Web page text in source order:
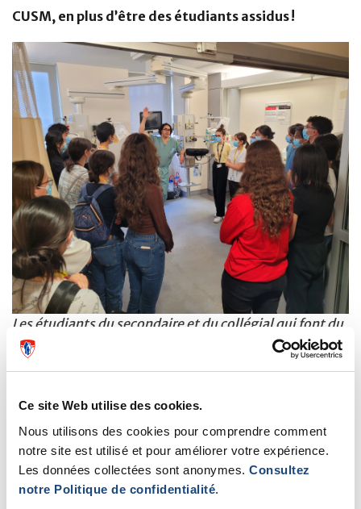
Ce site Web utilise des cookies.
Nous utilisons des cookies pour comprendre comment
notre site est utilisé et pour améliorer votre expérience.
Les données collectées sont anonymes. Consultez
notre Politique de confidentialité.
CUSM, en plus d’être des étudiants assidus !
Les étudiants du secondaire et du collégial qui font du
bénévolat au CUSM
inspirants qui ont à cœur les soins de traumatologie :
Tara Grenier, professionnelle en prévention des
blessures ; Dr Dan Decklebaulm, chirurgien-
traumatologue et intensiviste ; Nicolas Steresco,